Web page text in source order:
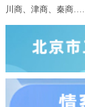
可“穿越”到万里之
酿造工艺，并同
接中国国际进口博